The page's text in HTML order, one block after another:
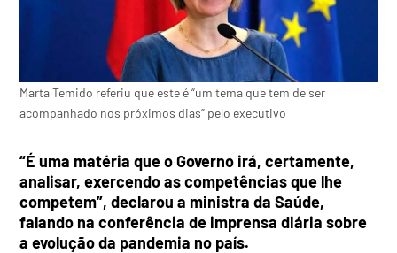
Marta Temido referiu que este é “um tema que tem de ser
acompanhado nos próximos dias” pelo executivo
“É uma matéria que o Governo irá, certamente,
analisar, exercendo as competências que lhe
competem”, declarou a ministra da Saúde,
falando na conferência de imprensa diária sobre
a evolução da pandemia no país.